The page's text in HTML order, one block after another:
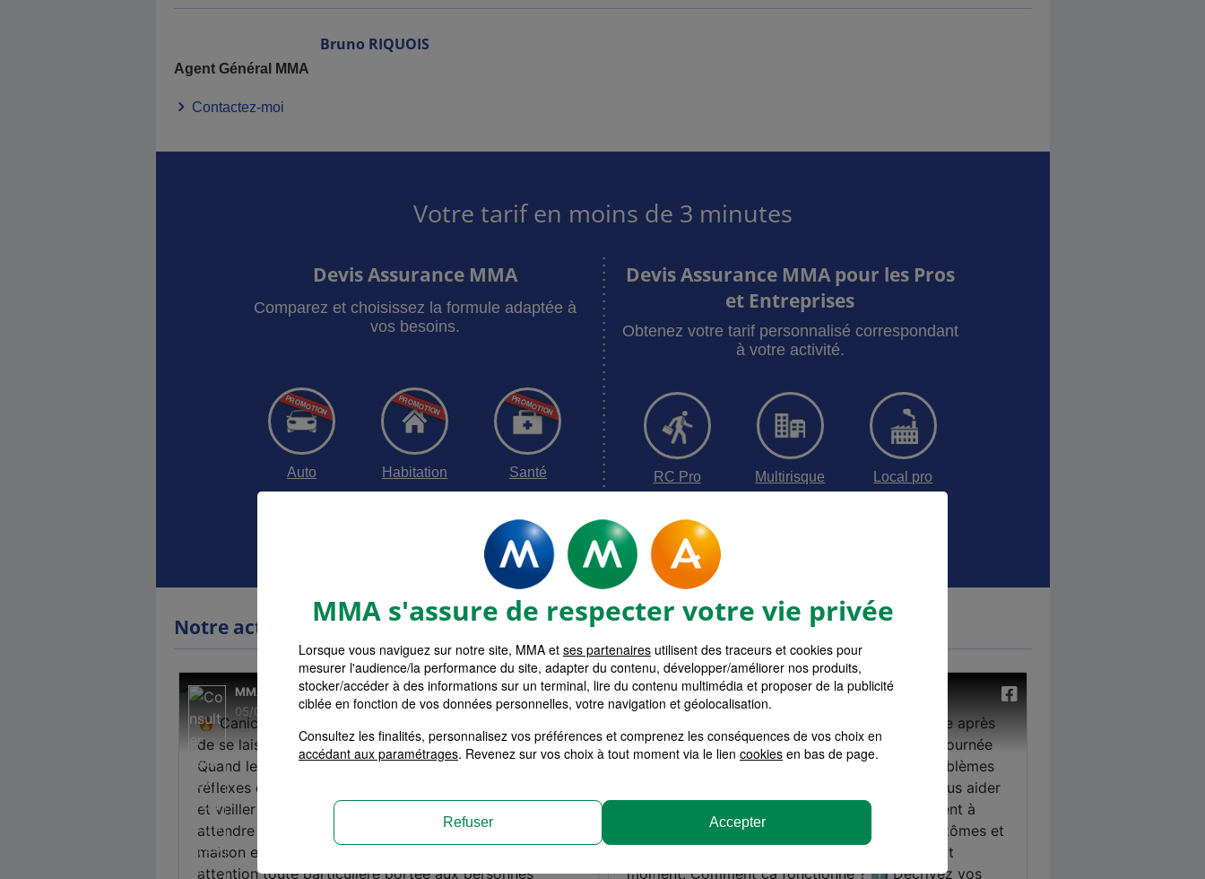
Bruno RIQUOIS
Agent Général MMA
Contactez-moi
Votre tarif en moins de 3 minutes
Devis Assurance MMA
Comparez et choisissez la formule adaptée à
vos besoins.
Auto Habitation Santé
Devis assurances MMA
Devis Assurance MMA pour les Pros
et Entreprises
Obtenez votre tarif personnalisé correspondant
à votre activité.
RC Pro Multirisque Local pro
Devis assurances Pro
Notre actualitéMMA s'assure de respecter votre vie privée
Lorsque vous naviguez sur notre site, MMA et ses partenaires utilisent des traceurs et cookies pour
mesurer l'audience/la performance du site, adapter du contenu, développer/améliorer nos produits,
stocker/accéder à des informations sur un terminal, lire du contenu multimédia et proposer de la publicité
ciblée en fonction de vos données personnelles, votre navigation et géolocalisation.
Consultez les finalités, personnalisez vos préférences et comprenez les conséquences de vos choix en
accédant aux paramétrages. Revenez sur vos choix à tout moment via le lien cookies en bas de page.
Refuser Accepter